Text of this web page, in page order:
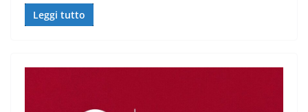
Leggi tutto